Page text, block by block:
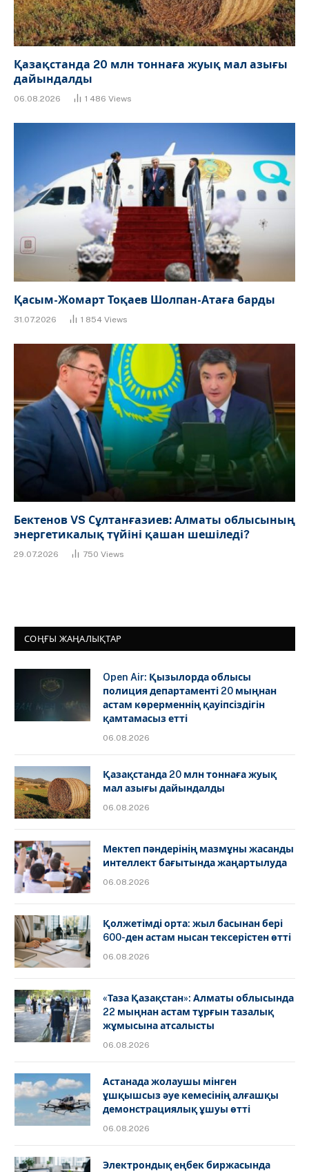
Қазақстанда 20 млн тоннаға жуық мал азығы
дайындалды
06.08.2026 1 486 Views
Қасым-Жомарт Тоқаев Шолпан-Атаға барды
31.07.2026 1 854 Views
Бектенов VS Сұлтанғазиев: Алматы облысының
энергетикалық түйіні қашан шешіледі?
29.07.2026 750 Views
СОҢҒЫ ЖАҢАЛЫҚТАР
Open Air: Қызылорда облысы
полиция департаменті 20 мыңнан
астам көрерменнің қауіпсіздігін
қамтамасыз етті
06.08.2026
Қазақстанда 20 млн тоннаға жуық
мал азығы дайындалды
06.08.2026
Мектеп пәндерінің мазмұны жасанды
интеллект бағытында жаңартылуда
06.08.2026
Қолжетімді орта: жыл басынан бері
600-ден астам нысан тексерістен өтті
06.08.2026
«Таза Қазақстан»: Алматы облысында
22 мыңнан астам тұрғын тазалық
жұмысына атсалысты
06.08.2026
Астанада жолаушы мінген
ұшқышсыз әуе кемесінің алғашқы
демонстрациялық ұшуы өтті
06.08.2026
Электрондық еңбек биржасында